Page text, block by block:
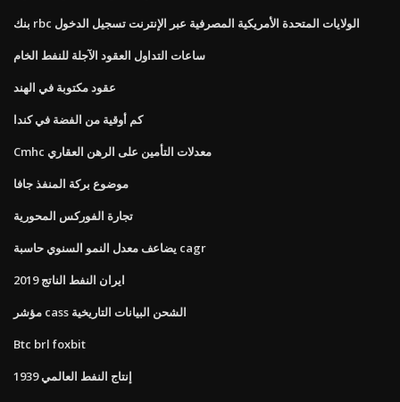
بنك rbc الولايات المتحدة الأمريكية المصرفية عبر الإنترنت تسجيل الدخول
ساعات التداول العقود الآجلة للنفط الخام
عقود مكتوبة في الهند
كم أوقية من الفضة في كندا
Cmhc معدلات التأمين على الرهن العقاري
موضوع بركة المنفذ جافا
تجارة الفوركس المحورية
يضاعف معدل النمو السنوي حاسبة cagr
ايران النفط الناتج 2019
مؤشر cass الشحن البيانات التاريخية
Btc brl foxbit
إنتاج النفط العالمي 1939